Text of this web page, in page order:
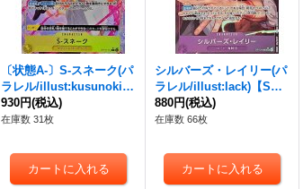
〔状態A-〕S-スネーク(パ
ラレル/illust:kusunoki h
arui)【R/P】{OP13-114}
930円(税込)
在庫数 31枚
シルバーズ・レイリー(パ
ラレル/illust:lack)【SR/
P】{OP13-066}
880円(税込)
在庫数 66枚